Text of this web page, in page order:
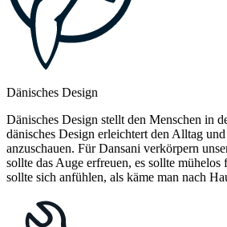
Dänisches Design
Dänisches Design stellt den Menschen in
dänisches Design erleichtert den Alltag
anzuschauen. Für Dansani verkörpern
sollte das Auge erfreuen, es sollte mühelos
sollte sich anfühlen, als käme man nach